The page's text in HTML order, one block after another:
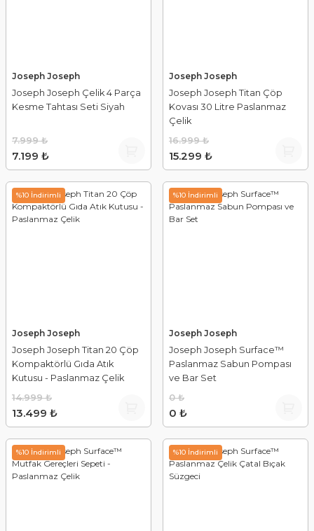
Joseph Joseph
Joseph Joseph Çelik 4 Parça
Kesme Tahtası Seti Siyah
7.199 ₺
7.999 ₺
Joseph Joseph
Joseph Joseph Titan Çöp
Kovası 30 Litre Paslanmaz
Çelik
15.299 ₺
16.999 ₺
%10 İndirimli
Joseph Joseph
Joseph Joseph Titan 20 Çöp
Kompaktörlü Gıda Atık
Kutusu - Paslanmaz Çelik
13.499 ₺
14.999 ₺
%10 İndirimli
Joseph Joseph
Joseph Joseph Surface™
Paslanmaz Sabun Pompası
ve Bar Set
0 ₺
0 ₺
%10 İndirimli %10 İndirimli